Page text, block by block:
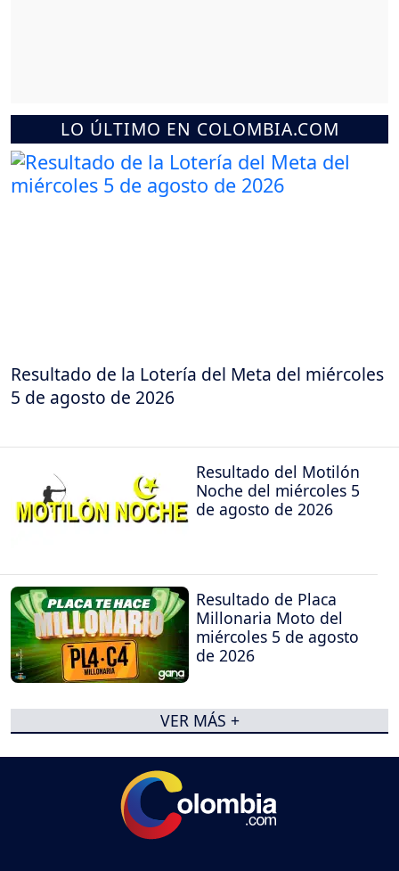
LO ÚLTIMO EN COLOMBIA.COM
Resultado de la Lotería del Meta del miércoles
5 de agosto de 2026
Resultado del Motilón
Noche del miércoles 5
de agosto de 2026
Resultado de Placa
Millonaria Moto del
miércoles 5 de agosto
de 2026
VER MÁS +